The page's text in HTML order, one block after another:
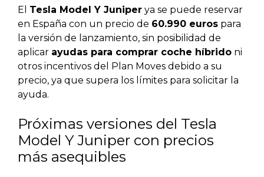
El Tesla Model Y Juniper ya se puede reservar
en España con un precio de 60.990 euros para
la versión de lanzamiento, sin posibilidad de
aplicar ayudas para comprar coche híbrido ni
otros incentivos del Plan Moves debido a su
precio, ya que supera los límites para solicitar la
ayuda.
Próximas versiones del Tesla
Model Y Juniper con precios
más asequibles